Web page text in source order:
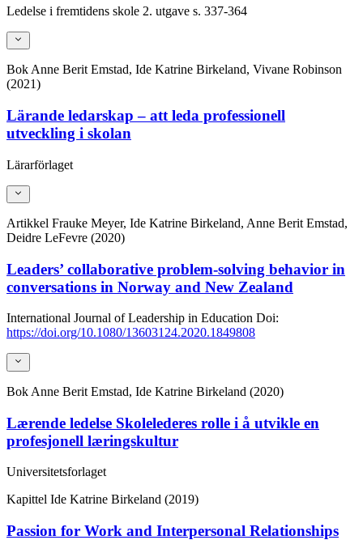
Ledelse i fremtidens skole 2. utgave s. 337-364
Bok Anne Berit Emstad, Ide Katrine Birkeland, Vivane Robinson
(2021)
Lärande ledarskap – att leda professionell
utveckling i skolan
Lärarförlaget
Artikkel Frauke Meyer, Ide Katrine Birkeland, Anne Berit Emstad,
Deidre LeFevre (2020)
Leaders’ collaborative problem-solving behavior in
conversations in Norway and New Zealand
International Journal of Leadership in Education Doi:
https://doi.org/10.1080/13603124.2020.1849808
Bok Anne Berit Emstad, Ide Katrine Birkeland (2020)
Lærende ledelse Skolelederes rolle i å utvikle en
profesjonell læringskultur
Universitetsforlaget
Kapittel Ide Katrine Birkeland (2019)
Passion for Work and Interpersonal Relationships